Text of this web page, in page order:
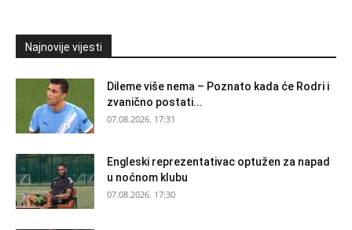
Najnovije vijesti
Dileme više nema – Poznato kada će Rodri i
zvanično postati...
07.08.2026. 17:31
Engleski reprezentativac optužen za napad
u noćnom klubu
07.08.2026. 17:30